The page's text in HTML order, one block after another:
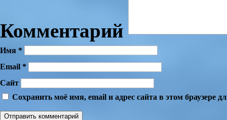
Комментарий
Имя *
Email *
Сайт
Сохранить моё имя, email и адрес сайта в этом браузере